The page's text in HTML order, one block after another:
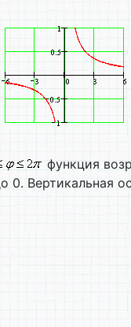
функция
0. Вертикальная